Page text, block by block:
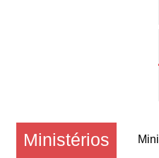
Ministérios